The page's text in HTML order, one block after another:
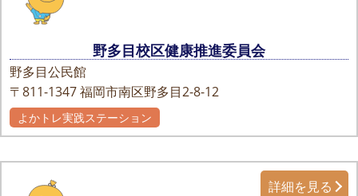
野多目校区健康推進委員会
野多目公民館
〒811-1347福岡市南区野多目2-8-12
よかトレ実践ステーション
詳細を見る